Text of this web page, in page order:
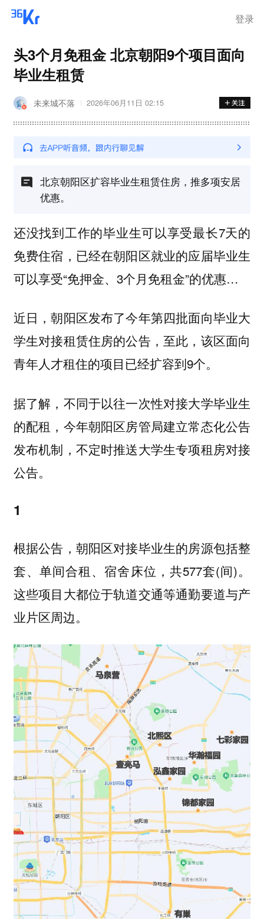
登录
头3个月免租金 北京朝阳9个项目面向
毕业生租赁
未来城不落 2026年06月11日 02:15
北京朝阳区扩容毕业生租赁住房，推多项安居
优惠。
还没找到工作的毕业生可以享受最长7天的
免费住宿，已经在朝阳区就业的应届毕业生
可以享受“免押金、3个月免租金”的优惠…
近日，朝阳区发布了今年第四批面向毕业大
学生对接租赁住房的公告，至此，该区面向
青年人才租住的项目已经扩容到9个。
据了解，不同于以往一次性对接大学毕业生
的配租，今年朝阳区房管局建立常态化公告
发布机制，不定时推送大学生专项租房对接
公告。
1
根据公告，朝阳区对接毕业生的房源包括整
套、单间合租、宿舍床位，共577套(间)。
这些项目大都位于轨道交通等通勤要道与产
业片区周边。